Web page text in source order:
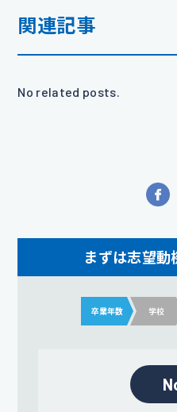
関連記事
No related posts.
まずは志望動
卒業年数 学校